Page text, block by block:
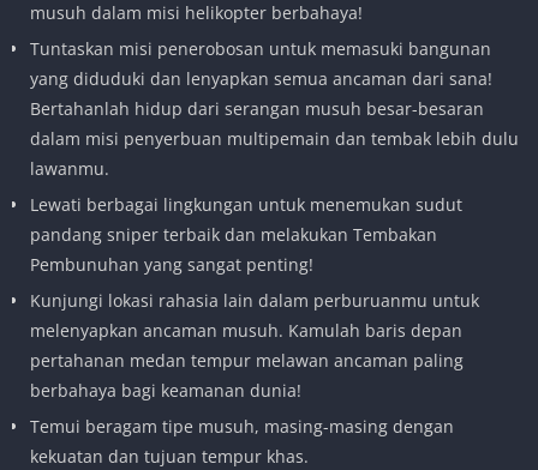
musuh dalam misi helikopter berbahaya!
Tuntaskan misi penerobosan untuk memasuki bangunan
yang diduduki dan lenyapkan semua ancaman dari sana!
Bertahanlah hidup dari serangan musuh besar-besaran
dalam misi penyerbuan multipemain dan tembak lebih dulu
lawanmu.
Lewati berbagai lingkungan untuk menemukan sudut
pandang sniper terbaik dan melakukan Tembakan
Pembunuhan yang sangat penting!
Kunjungi lokasi rahasia lain dalam perburuanmu untuk
melenyapkan ancaman musuh. Kamulah baris depan
pertahanan medan tempur melawan ancaman paling
berbahaya bagi keamanan dunia!
Temui beragam tipe musuh, masing-masing dengan
kekuatan dan tujuan tempur khas.